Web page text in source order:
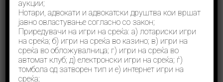
Егмонт Група
Quick FAQ’s
Прашања за легислатива
аукции;
Нотари, адвокати и адвокатски друштва кои вршат
јавно овластување согласно со закон;
Приредувачи на игри на среќа: а) лотариски игри
на среќа; б) игри на среќа во казино; в) игри на
среќа во обложувалница; г) игри на среќа во
автомат клуб; д) електронски игри на среќа; ѓ)
томбола од затворен тип и е) интернет игри на
среќа;